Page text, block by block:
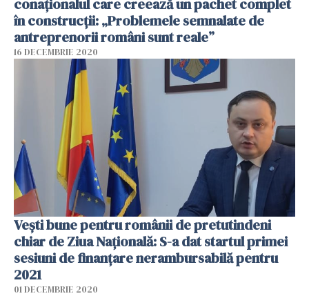
în construcții: „Problemele semnalate de
antreprenorii români sunt reale”
16 DECEMBRIE 2020
Vești bune pentru românii de pretutindeni
chiar de Ziua Națională: S-a dat startul primei
sesiuni de finanțare nerambursabilă pentru
2021
01 DECEMBRIE 2020